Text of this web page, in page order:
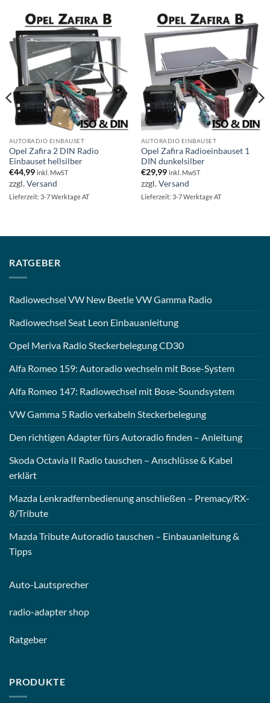
AUTORADIO EINBAUSET
Opel Zafira 2 DIN Radio
Einbauset hellsilber
€44,99 inkl. MwST
zzgl.Versand
Lieferzeit: 3-7 Werktage AT
AUTORADIO EINBAUSET
Opel Zafira Radioeinbauset 1
DIN dunkelsilber
€29,99 inkl. MwST
zzgl.Versand
Lieferzeit: 3-7 Werktage AT
RATGEBER
Radiowechsel VW New Beetle VW Gamma Radio
Radiowechsel Seat Leon Einbauanleitung
Opel Meriva Radio Steckerbelegung CD30
Alfa Romeo 159: Autoradio wechseln mit Bose-System
Alfa Romeo 147: Radiowechsel mit Bose-Soundsystem
VW Gamma 5 Radio verkabeln Steckerbelegung
Den richtigen Adapter fürs Autoradio finden – Anleitung
Skoda Octavia II Radio tauschen – Anschlüsse & Kabel
erklärt
Mazda Lenkradfernbedienung anschließen – Premacy/RX-
8/Tribute
Mazda Tribute Autoradio tauschen – Einbauanleitung &
Tipps
Auto-Lautsprecher
radio-adapter shop
Ratgeber
PRODUKTE